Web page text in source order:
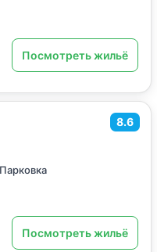
Посмотреть жильё
8.6
Посмотреть жильё